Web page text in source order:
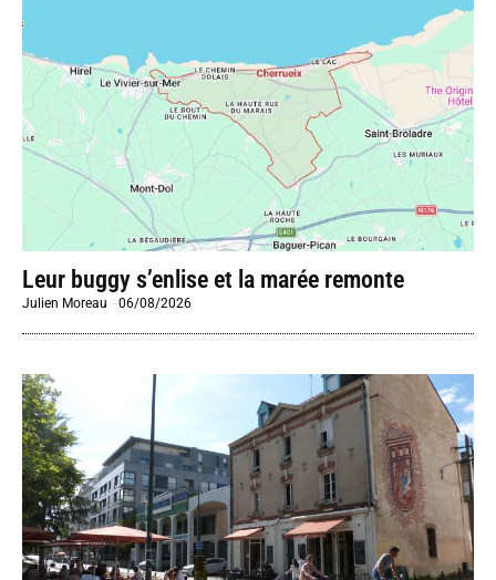
Leur buggy s’enlise et la marée remonte
Julien Moreau -06/08/2026